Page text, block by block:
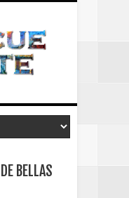
BELLAS